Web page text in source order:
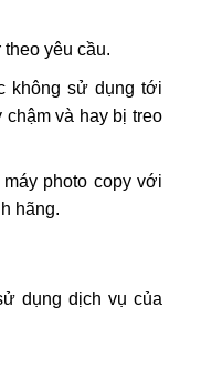
yêu cầu.
không sử dụng tới
chậm và hay bị treo
photo copy với
hãng.
dụng dịch vụ của